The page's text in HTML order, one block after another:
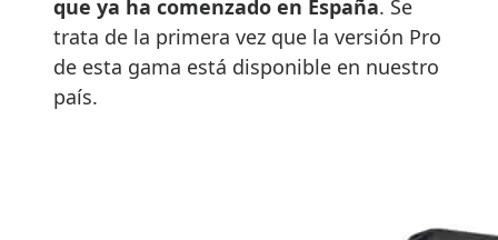
que ya ha comenzado en España. Se
trata de la primera vez que la versión Pro
de esta gama está disponible en nuestro
país.